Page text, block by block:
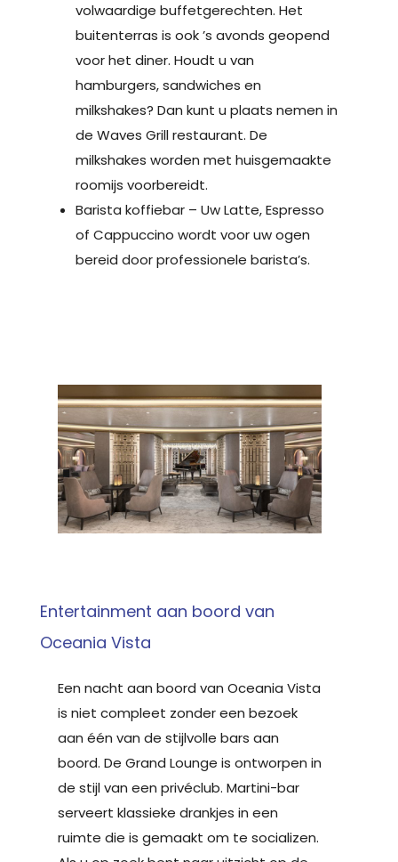
volwaardige buffetgerechten. Het
buitenterras is ook ’s avonds geopend
voor het diner. Houdt u van
hamburgers, sandwiches en
milkshakes? Dan kunt u plaats nemen in
de Waves Grill restaurant. De
milkshakes worden met huisgemaakte
roomijs voorbereidt.
Barista koffiebar – Uw Latte, Espresso
of Cappuccino wordt voor uw ogen
bereid door professionele barista’s.
Entertainment aan boord van
Oceania Vista
Een nacht aan boord van Oceania Vista
is niet compleet zonder een bezoek
aan één van de stijlvolle bars aan
boord. De Grand Lounge is ontworpen in
de stijl van een privéclub. Martini-bar
serveert klassieke drankjes in een
ruimte die is gemaakt om te socializen.